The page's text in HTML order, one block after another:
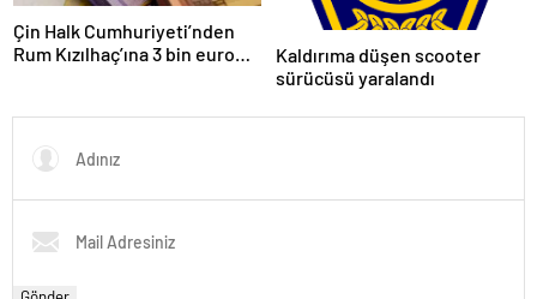
Çin Halk Cumhuriyeti’nden
Rum Kızılhaç’ına 3 bin euro
Kaldırıma düşen scooter
sürücüsü yaralandı